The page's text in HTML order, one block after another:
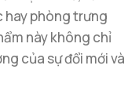
hay phòng trưng
này không chỉ
của sự đổi mới và